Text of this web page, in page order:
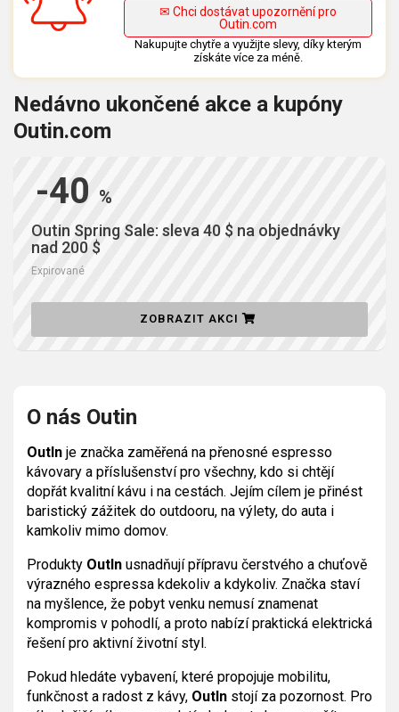
✉ Chci dostávat upozornění pro
Outin.com
Nakupujte chytře a využijte slevy, díky kterým
získáte více za méně.
Nedávno ukončené akce a kupóny
Outin.com
-40 %
Outin Spring Sale: sleva 40 $ na objednávky
nad 200 $
Expirované
ZOBRAZIT AKCI
O nás Outin
OutIn je značka zaměřená na přenosné espresso
kávovary a příslušenství pro všechny, kdo si chtějí
dopřát kvalitní kávu i na cestách. Jejím cílem je přinést
baristický zážitek do outdooru, na výlety, do auta i
kamkoliv mimo domov.
Produkty OutIn usnadňují přípravu čerstvého a chuťově
výrazného espressa kdekoliv a kdykoliv. Značka staví
na myšlence, že pobyt venku nemusí znamenat
kompromis v pohodlí, a proto nabízí praktická elektrická
řešení pro aktivní životní styl.
Pokud hledáte vybavení, které propojuje mobilitu,
funkčnost a radost z kávy, OutIn stojí za pozornost. Pro